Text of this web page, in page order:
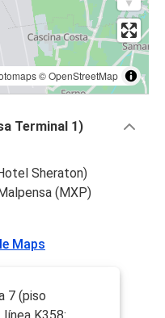
©OpenStreetMap
Terminal 1)
Sheraton)
(MXP)
Maps
7 (piso